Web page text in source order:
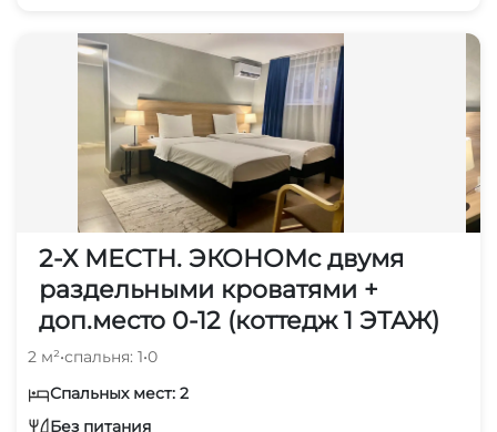
2-Х МЕСТН. ЭКОНОМс двумя
раздельными кроватями +
доп.место 0-12 (коттедж 1 ЭТАЖ)
2 м²•спальня: 1•0
Спальных мест: 2
Без питания